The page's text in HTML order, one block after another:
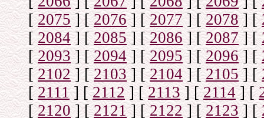
[2075] [2076] [2077] [2078] [
[2084] [2085] [2086] [2087] [
[2093] [2094] [2095] [2096] [
[2102] [2103] [2104 ] [2105] [
[2111] [2112] [2113] [2114] [
[2120] [2121] [2122] [2123] [